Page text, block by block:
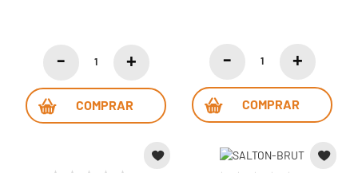
COMPRAR COMPRAR